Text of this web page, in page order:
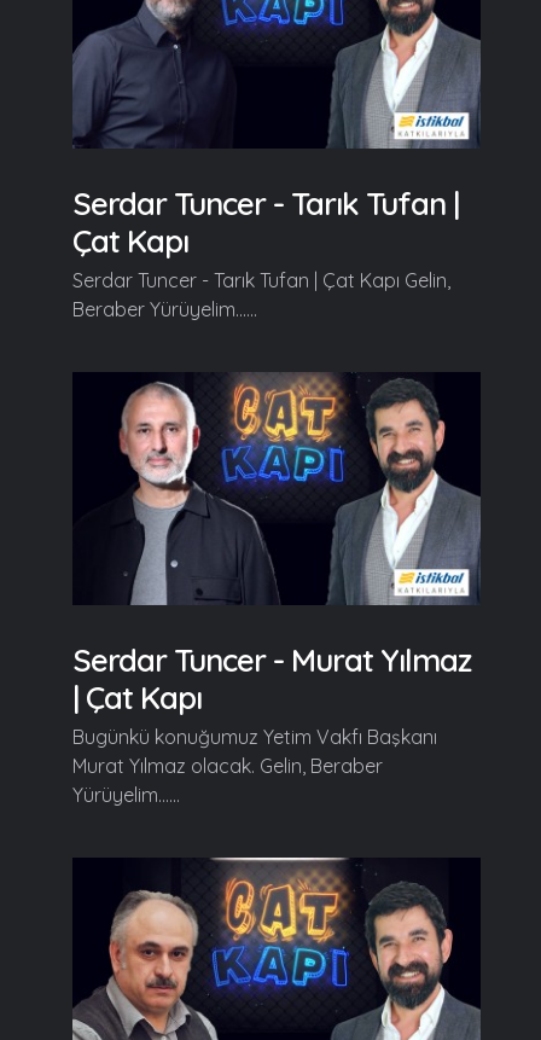
Serdar Tuncer - Tarık Tufan |
Çat Kapı
Serdar Tuncer - Tarık Tufan | Çat Kapı Gelin,
Beraber Yürüyelim......
Serdar Tuncer - Murat Yılmaz
| Çat Kapı
Bugünkü konuğumuz Yetim Vakfı Başkanı
Murat Yılmaz olacak. Gelin, Beraber
Yürüyelim......